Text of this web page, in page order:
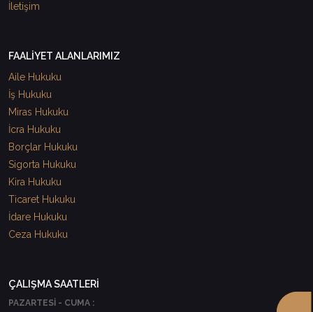
İletişim
FAALİYET ALANLARIMIZ
Aile Hukuku
İş Hukuku
Miras Hukuku
İcra Hukuku
Borçlar Hukuku
Sigorta Hukuku
Kira Hukuku
Ticaret Hukuku
İdare Hukuku
Ceza Hukuku
ÇALIŞMA SAATLERİ
PAZARTESİ - CUMA :